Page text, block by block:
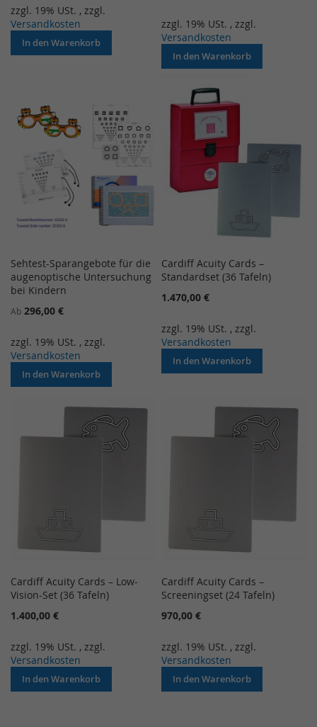
zzgl. 19% USt. , zzgl.
Versandkosten
In den Warenkorb
zzgl. 19% USt. , zzgl.
Versandkosten
In den Warenkorb
Sehtest-Sparangebote für die
augenoptische Untersuchung
bei Kindern
Ab 296,00 €
zzgl. 19% USt. , zzgl.
Versandkosten
In den Warenkorb
Cardiff Acuity Cards –
Standardset (36 Tafeln)
1.470,00 €
zzgl. 19% USt. , zzgl.
Versandkosten
In den Warenkorb
Cardiff Acuity Cards – Low-
Vision-Set (36 Tafeln)
1.400,00 €
zzgl. 19% USt. , zzgl.
Versandkosten
In den Warenkorb
Cardiff Acuity Cards –
Screeningset (24 Tafeln)
970,00 €
zzgl. 19% USt. , zzgl.
Versandkosten
In den Warenkorb